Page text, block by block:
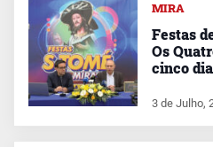
MIRA
Festas
Os
cinco
3 de Julho,